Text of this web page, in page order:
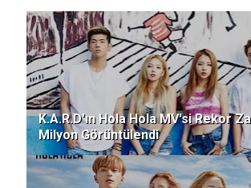
K.A.R.D'ın Hola Hola MV'si Rekor
Milyon Görüntülendi